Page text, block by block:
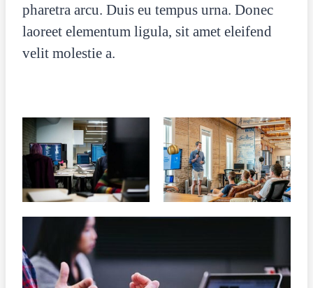
pharetra arcu. Duis eu tempus urna. Donec
laoreet elementum ligula, sit amet eleifend
velit molestie a.